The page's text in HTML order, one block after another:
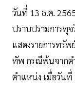
วันที่ 13 ธ.ค.
ปราบปรามการทุ
แสดงรายการทรั
ทัพ กรณีพ้นจากต
ตำแหน่ง เมื่อวันที่